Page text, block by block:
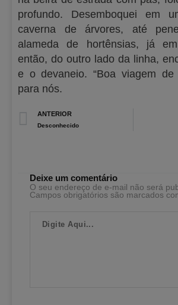
profundo. Desemboquei em
caverna de árvores, até
alameda de hortênsias, já
então, do outro lado da linha,
e o devaneio. “Boa viagem de
para nós.
Prev
ANTERIOR
Desconhecido
Deixe um comentário
O seu endereço de e-mail não será
Campos obrigatórios são marcados
Aqui...